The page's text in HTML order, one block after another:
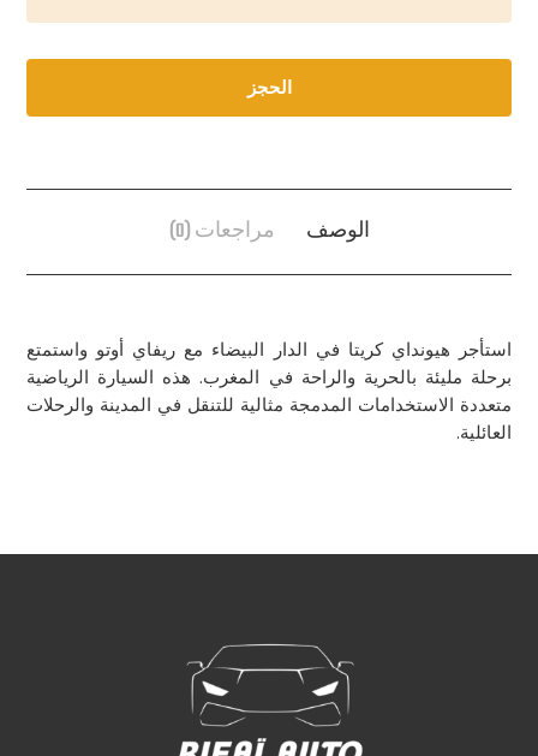
الحجز
الوصف مراجعات (0)
استأجر هيونداي كريتا في الدار البيضاء مع ريفاي أوتو واستمتع
برحلة مليئة بالحرية والراحة في المغرب. هذه السيارة الرياضية
متعددة الاستخدامات المدمجة مثالية للتنقل في المدينة والرحلات
العائلية.